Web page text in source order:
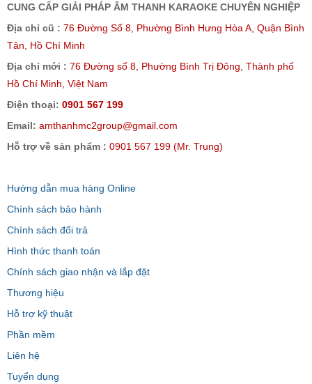
CUNG CẤP GIẢI PHÁP ÂM THANH KARAOKE CHUYÊN NGHIỆP
Địa chỉ cũ : 76 Đường Số 8, Phường Bình Hưng Hòa A, Quận Bình
Tân, Hồ Chí Minh
Địa chỉ mới : 76 Đường số 8, Phường Bình Trị Đông, Thành phố
Hồ Chí Minh, Việt Nam
Điện thoại: 0901 567 199
Email: amthanhmc2group@gmail.com
Hỗ trợ về sản phẩm : 0901 567 199 (Mr. Trung)
Hướng dẫn mua hàng Online
Chính sách bảo hành
Chính sách đổi trả
Hình thức thanh toán
Chính sách giao nhận và lắp đặt
Thương hiệu
Hỗ trợ kỹ thuật
Phần mềm
Liên hệ
Tuyển dụng